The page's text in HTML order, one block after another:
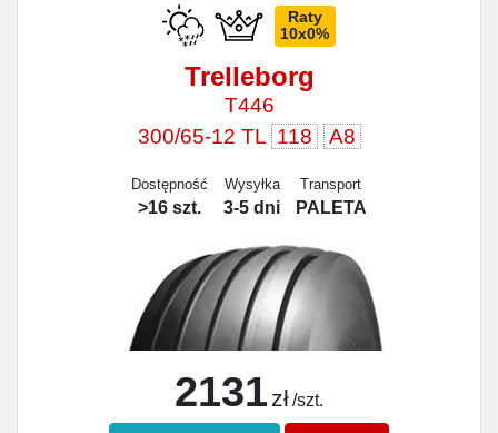
Raty
10x0%
Trelleborg
T446
300/65-12 TL 118 A8
Dostępność
>16 szt.
Wysyłka
3-5 dni
Transport
PALETA
2131 zł/szt.